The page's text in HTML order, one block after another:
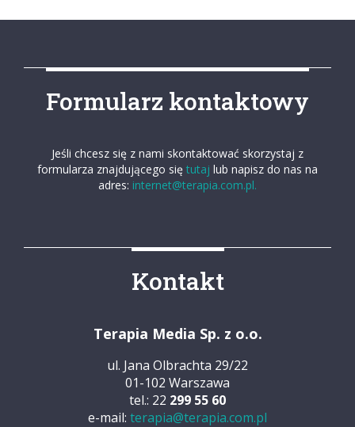
Formularz kontaktowy
Jeśli chcesz się z nami skontaktować skorzystaj z
formularza znajdującego się tutaj lub napisz do nas na
adres: internet@terapia.com.pl.
Kontakt
Terapia Media Sp. z o.o.
ul. Jana Olbrachta 29/22
01-102 Warszawa
tel.: 22 299 55 60
e-mail: terapia@terapia.com.pl